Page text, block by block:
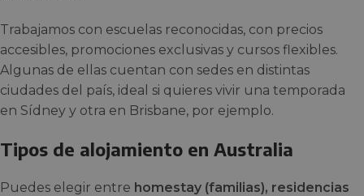
Trabajamos con escuelas reconocidas, con precios
accesibles, promociones exclusivas y cursos flexibles.
Algunas de ellas cuentan con sedes en distintas
ciudades del país, ideal si quieres vivir una temporada
en Sídney y otra en Brisbane, por ejemplo.
Tipos de alojamiento en Australia
Puedes elegir entre homestay (familias), residencias